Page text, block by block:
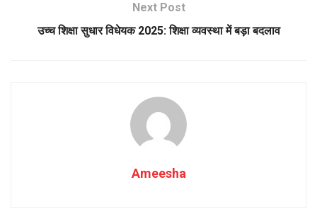
Next Post
उच्च शिक्षा सुधार विधेयक 2025: शिक्षा व्यवस्था में बड़ा बदलाव
Ameesha